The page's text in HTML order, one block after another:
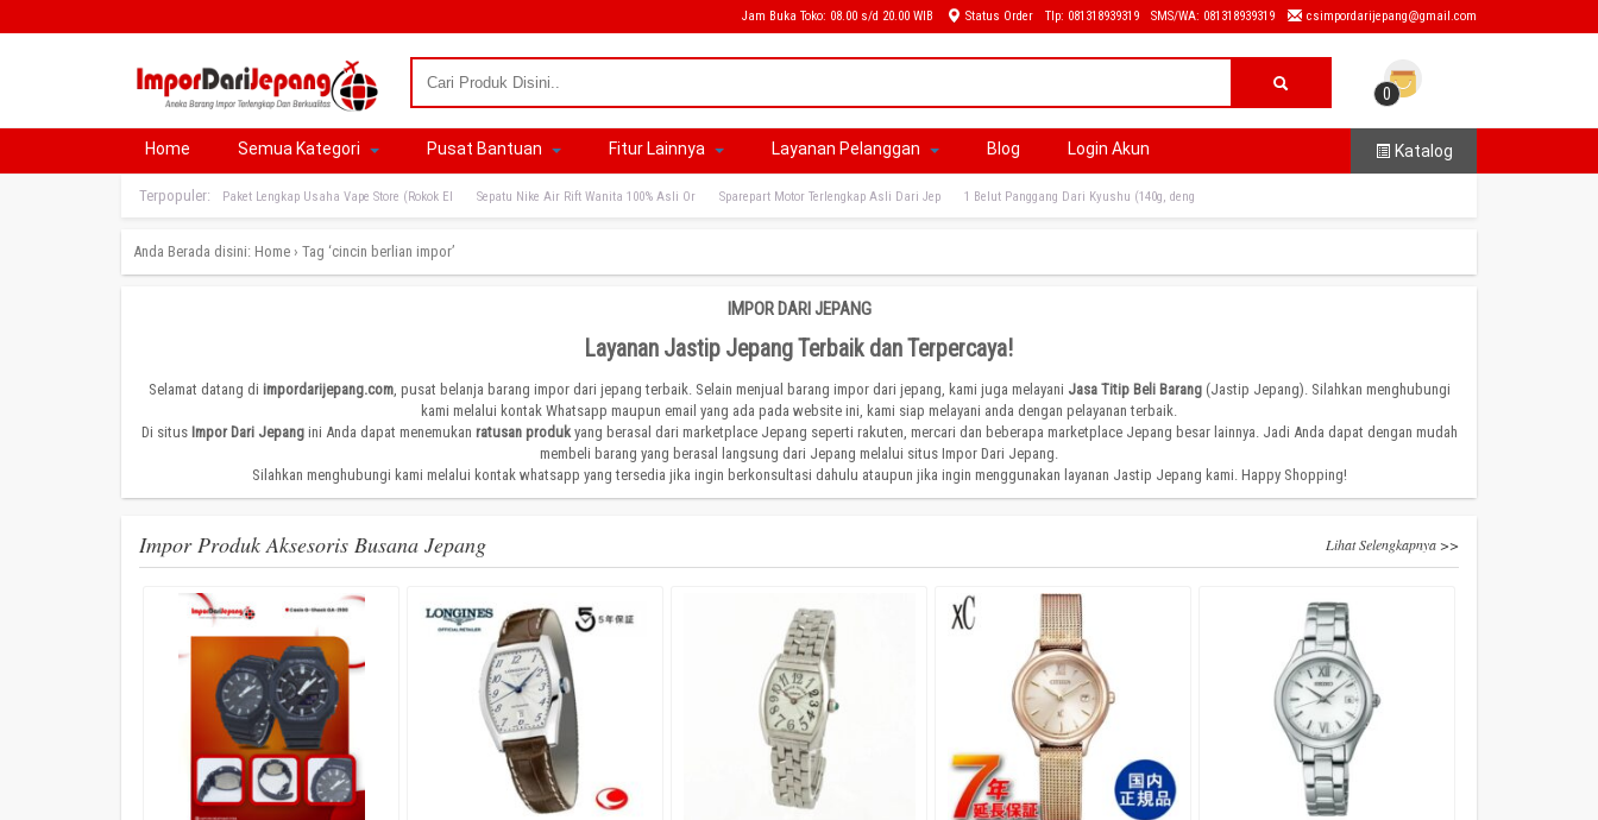
Jam Buka Toko: 08.00 s/d 20.00 WIB Status Order Tlp: 081318939319 SMS/WA: 081318939319 csimpordarijepang@gmail.com
0
Home Semua Kategori Pusat Bantuan Fitur Lainnya Layanan Pelanggan Blog Login Akun Katalog
Terpopuler: Paket Lengkap Usaha Vape Store (Rokok El Sepatu Nike Air Rift Wanita 100% Asli Or Sparepart Motor Terlengkap Asli Dari Jep 1 Belut Panggang Dari Kyushu (140g, deng
Anda Berada disini: Home › Tag ‘cincin berlian impor’
IMPOR DARI JEPANG
Layanan Jastip Jepang Terbaik dan Terpercaya!
Selamat datang di impordarijepang.com, pusat belanja barang impor dari jepang terbaik. Selain menjual barang impor dari jepang, kami juga melayani Jasa Titip Beli Barang(Jastip Jepang). Silahkan menghubungi
kami melalui kontak Whatsapp maupun email yang ada pada website ini, kami siap melayani anda dengan pelayanan terbaik.
Di situsImpor Dari Jepangini Anda dapat menemukan ratusan produkyang berasal dari marketplace Jepang seperti rakuten, mercari dan beberapa marketplace Jepang besar lainnya. Jadi Anda dapat dengan mudah
membeli barang yang berasal langsung dari Jepang melalui situs Impor Dari Jepang.
Silahkan menghubungi kami melalui kontak whatsapp yang tersedia jika ingin berkonsultasi dahulu ataupun jika ingin menggunakan layanan Jastip Jepang kami. Happy Shopping!
Impor Produk Aksesoris Busana Jepang Lihat Selengkapnya >>